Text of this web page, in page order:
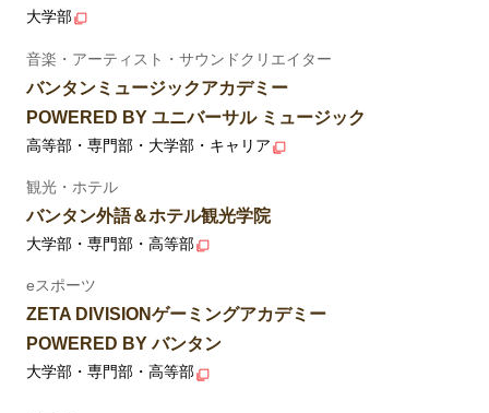
大学部
音楽・アーティスト・サウンドクリエイター
バンタンミュージックアカデミー
POWERED BY ユニバーサル ミュージック
高等部・専門部・大学部・キャリア
観光・ホテル
バンタン外語＆ホテル観光学院
大学部・専門部・高等部
eスポーツ
ZETA DIVISIONゲーミングアカデミー
POWERED BY バンタン
大学部・専門部・高等部